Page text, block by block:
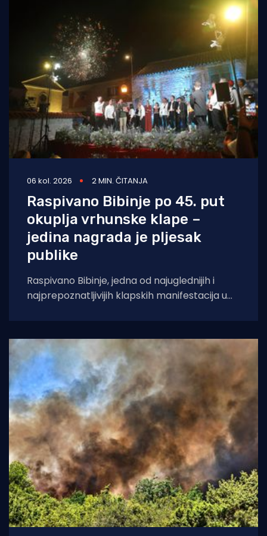
06 kol. 2026 2 MIN. ČITANJA
Raspivano Bibinje po 45. put
okuplja vrhunske klape –
jedina nagrada je pljesak
publike
Raspivano Bibinje, jedna od najuglednijih i
najprepoznatljivijih klapskih manifestacija u